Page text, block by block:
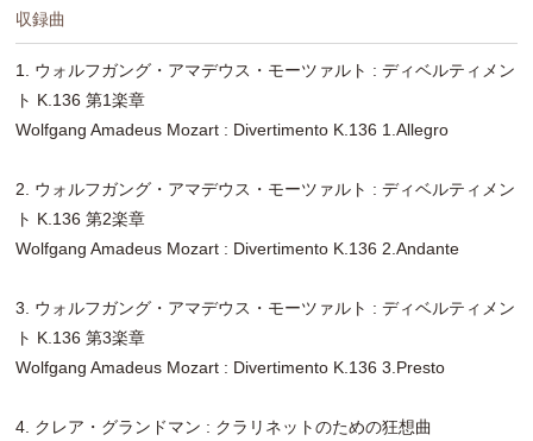
収録曲
1. ウォルフガング・アマデウス・モーツァルト : ディベルティメン
ト K.136 第1楽章
Wolfgang Amadeus Mozart : Divertimento K.136 1.Allegro
2. ウォルフガング・アマデウス・モーツァルト : ディベルティメン
ト K.136 第2楽章
Wolfgang Amadeus Mozart : Divertimento K.136 2.Andante
3. ウォルフガング・アマデウス・モーツァルト : ディベルティメン
ト K.136 第3楽章
Wolfgang Amadeus Mozart : Divertimento K.136 3.Presto
4. クレア・グランドマン : クラリネットのための狂想曲